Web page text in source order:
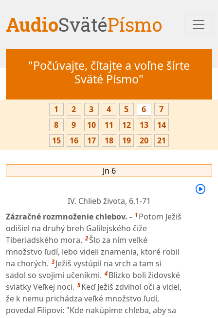
AudioSvätéPísmo
"Počúvajte, čítajte a voľne šírte
Sväté Písmo"
1 2 3 4 5 6
7
8
9 10 11 12 13
14
15
16 17 18 19 20 21
Jn 6
IV. Chlieb života, 6,1-71
Zázračné rozmnoženie chlebov. - 1 Potom Ježiš
odišiel na druhý breh Galilejského čiže
Tiberiadského mora. 2Šlo za ním veľké
množstvo ľudí, lebo videli znamenia, ktoré robil
na chorých. 3 Ježiš vystúpil na vrch a tam si
sadol so svojimi učeníkmi. 4 Blízko boli židovské
sviatky Veľkej noci. 5 Keď Ježiš zdvihol oči a videl,
že k nemu prichádza veľké množstvo ľudí,
povedal Filipovi: "Kde nakúpime chleba, aby sa